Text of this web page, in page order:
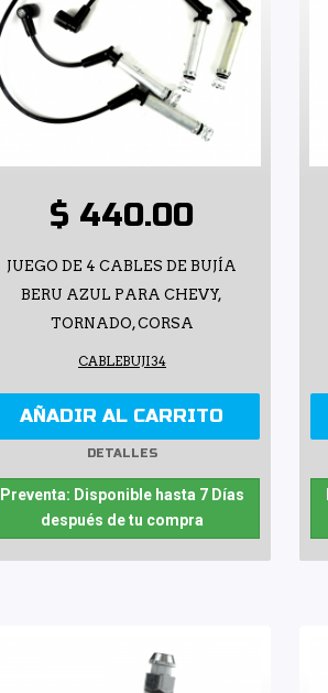
$ 440.00
JUEGO DE 4 CABLES DE BUJÍA
BERU AZUL PARA CHEVY,
TORNADO, CORSA
CABLEBUJI34
AÑADIR AL CARRITO
DETALLES
Preventa: Disponible hasta 7 Días
después de tu compra